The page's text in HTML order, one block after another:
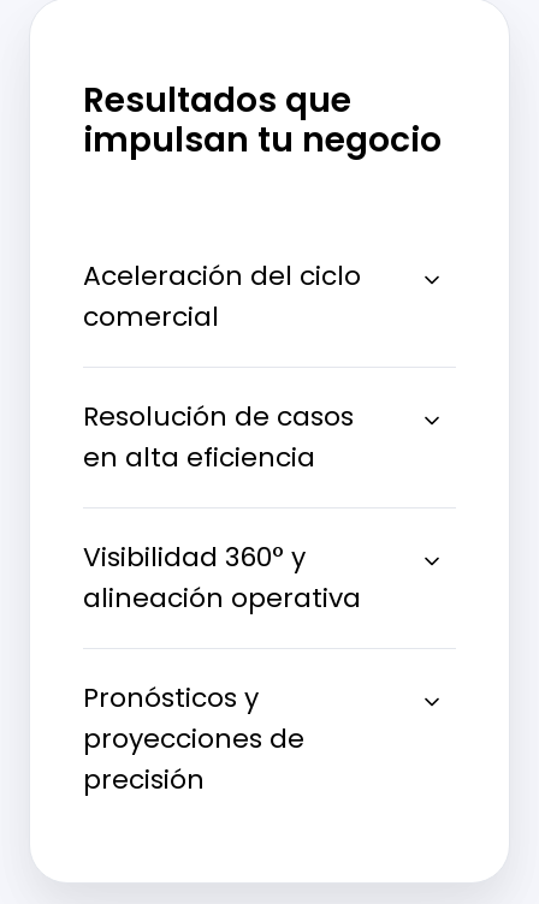
Resultados que
impulsan tu negocio
Aceleración del ciclo
comercial
Resolución de casos
en alta eficiencia
Visibilidad 360° y
alineación operativa
Pronósticos y
proyecciones de
precisión